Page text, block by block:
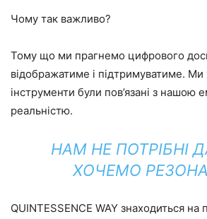
Чому так важливо?
Тому що ми прагнемо цифрового
відображатиме і підтримуватиме.
інструменти були пов’язані з нашою
реальністю.
НАМ НЕ ПОТРІБНІ
ХОЧЕМО
QUINTESSENCE WAY знаходиться на